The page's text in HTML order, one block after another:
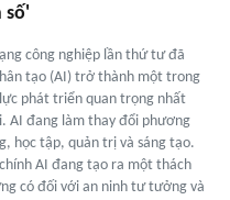
số'
công nghiệp lần thứ tư đã
tạo (AI) trở thành một trong
phát triển quan trọng nhất
AI đang làm thay đổi phương
học tập, quản trị và sáng tạo.
AI đang tạo ra một thách
có đối với an ninh tư tưởng và